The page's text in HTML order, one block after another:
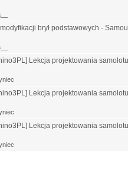
brył podstawowych -
Lekcja projektowania
Lekcja projektowania
Lekcja projektowania